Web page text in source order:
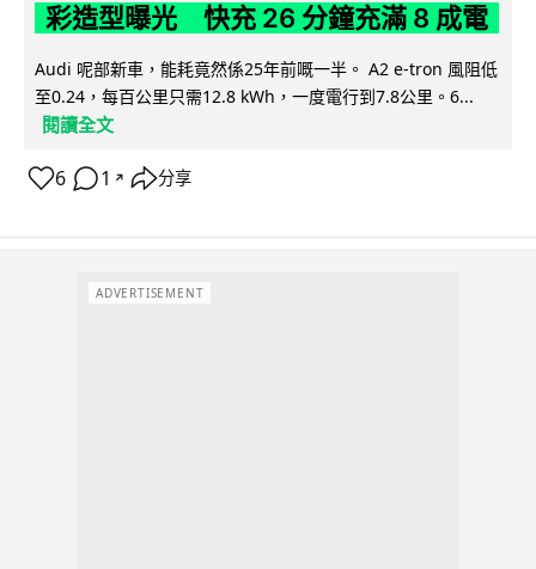
彩造型曝光 快充 26 分鐘充滿 8 成電
Audi 呢部新車，能耗竟然係25年前嘅一半。 A2 e-tron 風阻低
至0.24，每百公里只需12.8 kWh，一度電行到7.8公里。6...
閱讀全文
6 1 ↗ 分享
ADVERTISEMENT